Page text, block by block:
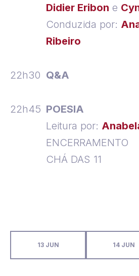
Didier Eribon e
Conduzida por:
Ribeiro
22h30 Q&A
22h45 POESIA
Leitura por:
ENCERRAMENTO
CHÁ DAS 11
13 JUN 14 JUN